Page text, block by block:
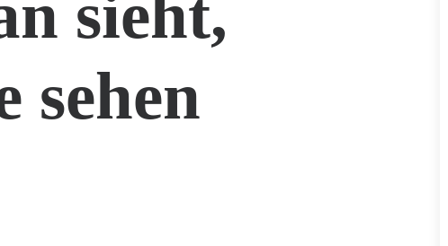
sehen